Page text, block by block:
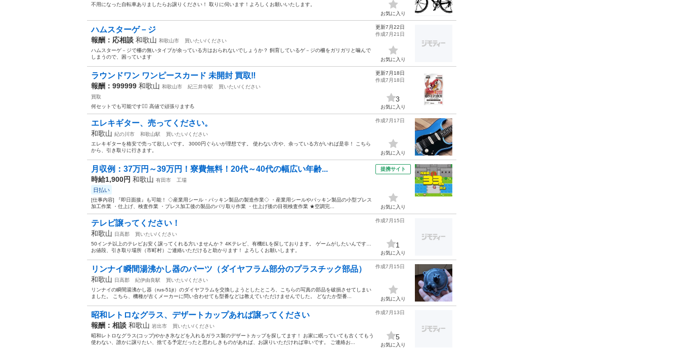
不用になった自転車ありましたらお譲りください！ 取りに伺います！よろしくお願いいたします。
お気に入り
ハムスターゲ－ジ
報酬：応相談 和歌山 和歌山市
買いたい/ください
ハムスターゲ－ジで柵の無いタイプが余っている方はおられないでしょうか？ 飼育しているゲ－ジの柵をガリガリと噛んで
しまうので、困っています
更新7月22日
作成7月21日
お気に入り
ラウンドワン ワンピースカード 未開封 買取‼️
報酬：999999 和歌山 和歌山市 紀三井寺駅
買いたい/ください
買取
何セットでも可能です🙆‍♀️ 高値で頑張ります💪
更新7月18日
作成7月18日
3
お気に入り
エレキギター、売ってください。
和歌山 紀の川市 和歌山駅
買いたい/ください
エレキギターを格安で売って欲しいです。 3000円ぐらいが理想です。 使わない方や、余っている方がいれば是非！ こちら
から、引き取りに行きます。
作成7月17日
お気に入り
月収例：37万円～39万円！寮費無料！20代～40代の幅広い年齢...
時給1,900円 和歌山 有田市 工場
日払い
[仕事内容] 『即日面接』も可能！ ◇産業用シール・パッキン製品の製造作業◇ ・産業用シールやパッキン製品の小型プレス
加工作業 ・仕上げ、検査作業 ・プレス加工後の製品のバリ取り作業 ・仕上げ後の目視検査作業 ★空調完...
提携サイト
お気に入り
テレビ譲ってください！
和歌山 日高郡
買いたい/ください
50インチ以上のテレビお安く譲ってくれる方いませんか？ 4Kテレビ、有機ELを探しております。 ゲームがしたいんです…
お値段、引き取り場所（市町村）ご連絡いただけると助かります！ よろしくお願いします。
作成7月15日
1
お気に入り
リンナイ瞬間湯沸かし器のパーツ（ダイヤフラム部分のプラスチック部品）
和歌山 日高郡 紀伊由良駅
買いたい/ください
リンナイの瞬間湯沸かし器（rus-51jt）のダイヤフラムを交換しようとしたところ、こちらの写真の部品を破損させてしまい
ました。 こちら、機種が古くメーカーに問い合わせても型番などは教えていただけませんでした。 どなたか型番...
作成7月15日
お気に入り
昭和レトロなグラス、デザートカップあれば譲ってください
報酬：相談 和歌山 岩出市
買いたい/ください
昭和レトロなグラス(コップ)やかき氷などを入れるガラス製のデザートカップを探してます！ お家に眠っていても古くてもう
使わない、誰かに譲りたい、捨てる予定だったと思わしきものがあれば、お譲りいただければ幸いです。 ご連絡お...
作成7月13日
5
お気に入り